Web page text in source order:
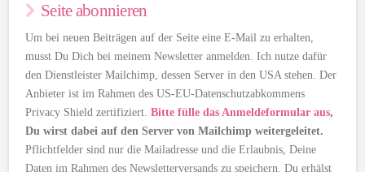
Seite abonnieren
Um bei neuen Beiträgen auf der Seite eine E-Mail zu erhalten,
musst Du Dich bei meinem Newsletter anmelden. Ich nutze dafür
den Dienstleister Mailchimp, dessen Server in den USA stehen. Der
Anbieter ist im Rahmen des US-EU-Datenschutzabkommens
Privacy Shield zertifiziert.Bitte fülle das Anmeldeformular aus,
Du wirst dabei auf den Server von Mailchimp weitergeleitet.
Pflichtfelder sind nur die Mailadresse und die Erlaubnis, Deine
Daten im Rahmen des Newsletterversands zu speichern. Du erhälst